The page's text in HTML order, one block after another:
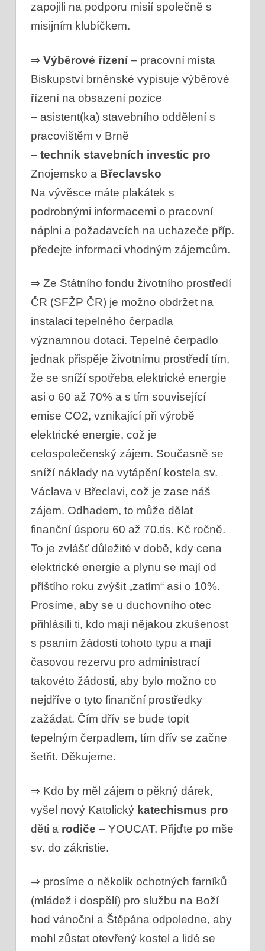
zapojili na podporu misií společně s
misijním klubíčkem.
⇒ Výběrové řízení– pracovní místa
Biskupství brněnské vypisuje výběrové
řízení na obsazení pozice
– asistent(ka) stavebního oddělení s
pracovištěm v Brně
– technik stavebních investic pro
Znojemsko a Břeclavsko
Na vývěsce máte plakátek s
podrobnými informacemi o pracovní
náplni a požadavcích na uchazeče příp.
předejte informaci vhodným zájemcům.
⇒ Ze Státního fondu životního prostředí
ČR (SFŽP ČR) je možno obdržet na
instalaci tepelného čerpadla
významnou dotaci. Tepelné čerpadlo
jednak přispěje životnímu prostředí tím,
že se sníží spotřeba elektrické energie
asi o 60 až 70% a s tím související
emise CO2, vznikající při výrobě
elektrické energie, což je
celospolečenský zájem. Současně se
sníží náklady na vytápění kostela sv.
Václava v Břeclavi, což je zase náš
zájem. Odhadem, to může dělat
finanční úsporu 60 až 70.tis. Kč ročně.
To je zvlášť důležité v době, kdy cena
elektrické energie a plynu se mají od
příštího roku zvýšit „zatím“ asi o 10%.
Prosíme, aby se u duchovního otec
přihlásili ti, kdo mají nějakou zkušenost
s psaním žádostí tohoto typu a mají
časovou rezervu pro administrací
takovéto žádosti, aby bylo možno co
nejdříve o tyto finanční prostředky
zažádat. Čím dřív se bude topit
tepelným čerpadlem, tím dřív se začne
šetřit. Děkujeme.
⇒ Kdo by měl zájem o pěkný dárek,
vyšel nový Katolický katechismus pro
děti a rodiče – YOUCAT. Přijďte po mše
sv. do zákristie.
⇒ prosíme o několik ochotných farníků
(mládež i dospělí) pro službu na Boží
hod vánoční a Štěpána odpoledne, aby
mohl zůstat otevřený kostel a lidé se